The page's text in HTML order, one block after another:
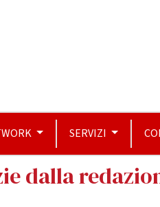
SERVIZI
dalla